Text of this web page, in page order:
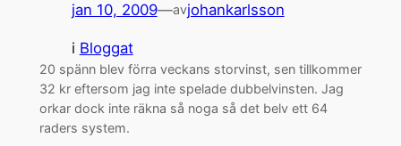
jan 10, 2009—avjohankarlsson
i Bloggat
20 spänn blev förra veckans storvinst, sen tillkommer
32 kr eftersom jag inte spelade dubbelvinsten. Jag
orkar dock inte räkna så noga så det belv ett 64
raders system.